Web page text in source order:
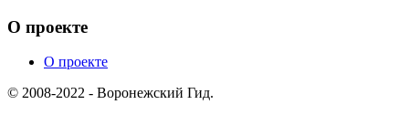
О проекте
О проекте
© 2008-2022 - Воронежский Гид.